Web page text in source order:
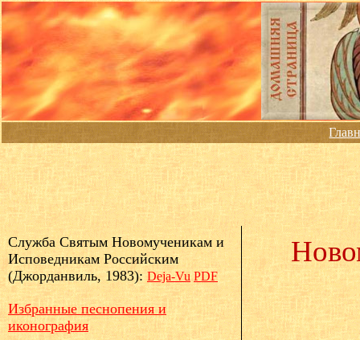
Служба Святым Новомученикам и
Исповедникам Российским
(Джорданвиль, 1983):Deja-Vu PDF
Избранные песнопения и
иконография